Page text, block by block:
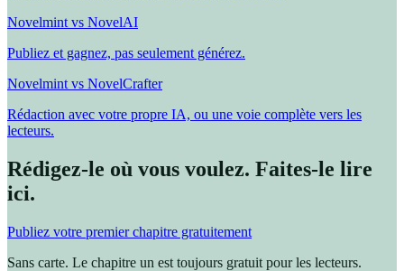
Novelmint vs NovelAI
Publiez et gagnez, pas seulement générez.
Novelmint vs NovelCrafter
Rédaction avec votre propre IA, ou une voie complète vers les
lecteurs.
Rédigez-le où vous voulez. Faites-le lire
ici.
Publiez votre premier chapitre gratuitement
Sans carte. Le chapitre un est toujours gratuit pour les lecteurs.